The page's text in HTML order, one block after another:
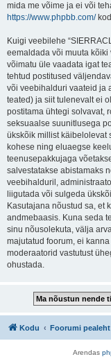
mida me võime ja ei või
https://www.phpbb.com/
Kuigi veebilehe
eemaldada või muuta
võimatu üle vaadata igat
tehtud postitused
või veebihalduri vaateid ja
teated) ja siit tulenevalt ei
postitama ühtegi solvavat,
seksuaalse suunitlusega
ükskõik millist käibelolevat
kohese ning eluaegse
teenusepakkujaga
salvestatakse abistamaks
veebihalduril,
liigutada või sulgeda
Kasutajana nõustud sa, et
andmebaasis. Kuna seda
sinu nõusolekuta, välja
majutatud foorum, ei
moderaatorid vastutust
ohustada.
Kodu Foorumi pealeht
Arendas